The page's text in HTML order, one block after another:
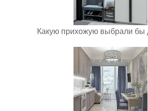
Какую прихожую выбрали бы